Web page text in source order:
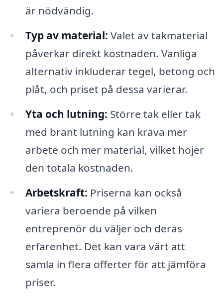
är nödvändig.
Typ av material: Valet av takmaterial
påverkar direkt kostnaden. Vanliga
alternativ inkluderar tegel, betong och
plåt, och priset på dessa varierar.
Yta och lutning: Större tak eller tak
med brant lutning kan kräva mer
arbete och mer material, vilket höjer
den totala kostnaden.
Arbetskraft: Priserna kan också
variera beroende på vilken
entreprenör du väljer och deras
erfarenhet. Det kan vara värt att
samla in flera offerter för att jämföra
priser.